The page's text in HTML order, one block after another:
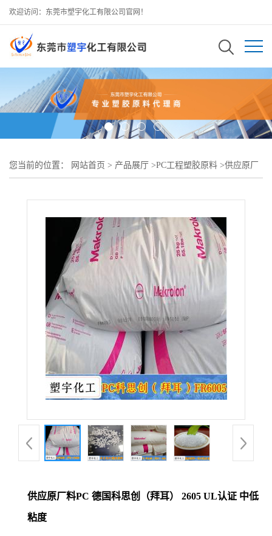
欢迎访问：东莞市塑宇化工有限公司官网！
您当前的位置： 网站首页 > 产品展厅 >PC工程塑胶原料 >供应原厂
供应原厂料PC 德国科思创（拜耳） 2605 UL认证 中低
粘度